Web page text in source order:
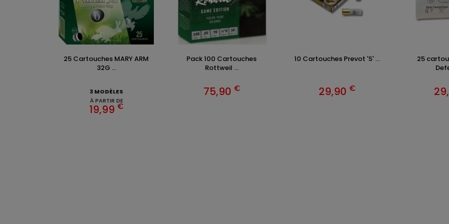
25 Cartouches MARY ARM
32G ...
3 MODÈLES
À PARTIR DE
19,99 €
Pack 100 Cartouches
Rottweil ...
75,90 €
10 Cartouches Prevot 'S' ...
29,90 €
25